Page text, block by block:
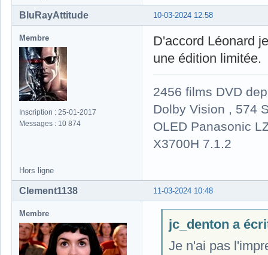
10-03-2024 12:58
BluRayAttitude
Membre
Inscription : 25-01-2017
Messages : 10 874
D'accord Léonard
une édition limitée.
2456 films DVD
Dolby Vision , 574
OLED Panasonic
X3700H 7.1.2
Hors ligne
11-03-2024 10:48
Clement1138
Membre
jc_denton a
Je n'ai pas